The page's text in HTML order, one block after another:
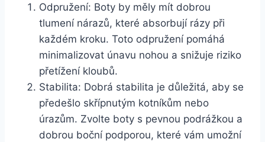
Odpružení: Boty by měly mít dobrou
tlumení nárazů, které absorbují rázy při
každém kroku. Toto odpružení pomáhá
minimalizovat únavu nohou a snižuje riziko
‍přetížení kloubů.
Stabilita: Dobrá stabilita je důležitá, aby ⁢se
předešlo⁢ skřípnutým kotníkům nebo
úrazům. Zvolte boty s pevnou podrážkou a
dobrou boční⁣ podporou,⁣ které vám‍ umožní